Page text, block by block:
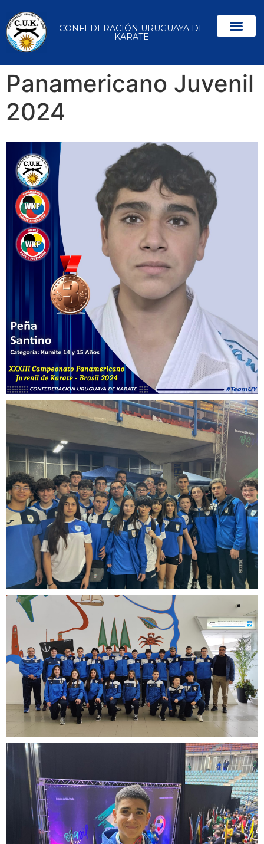
CONFEDERACIÓN URUGUAYA DE
KARATE
Panamericano Juvenil
2024